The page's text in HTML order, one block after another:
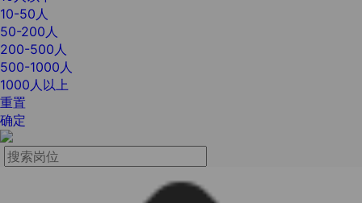
10-50人
50-200人
200-500人
500-1000人
1000人以上
重置
确定